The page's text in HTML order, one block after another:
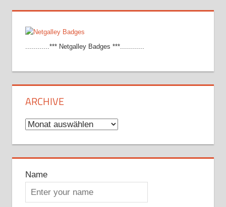
............*** Netgalley Badges ***............
ARCHIVE
Archive
Name